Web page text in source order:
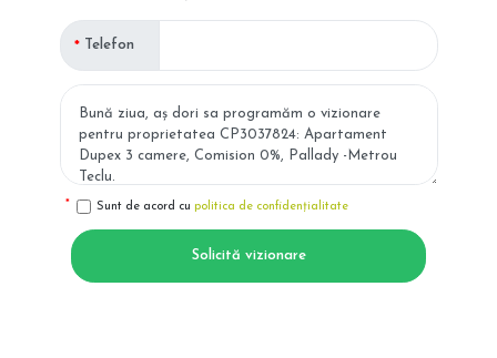
Telefon
Sunt de acord cu politica de confidențialitate
Solicită vizionare